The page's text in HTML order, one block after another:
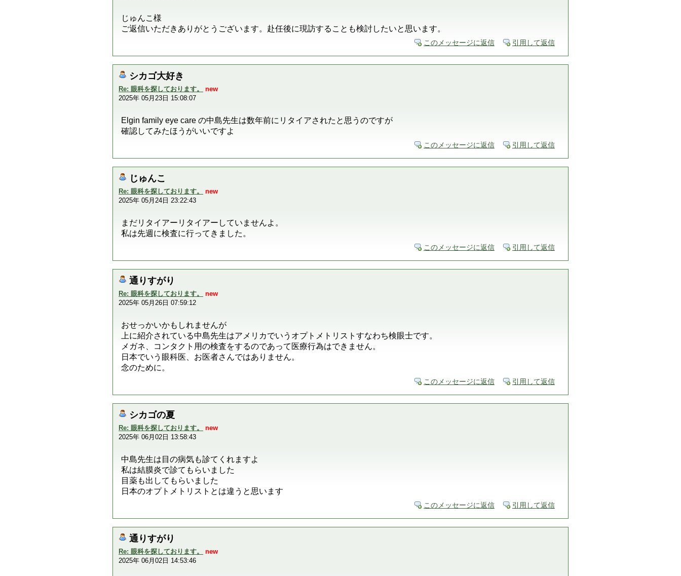
じゅんこ様
ご返信いただきありがとうございます。赴任後に現訪することも検討したいと思います。
このメッセージに返信 引用して返信
シカゴ大好き
Re: 眼科を探しております。
new
2025年 05月23日 15:08:07
Elgin family eye care の中島先生は数年前にリタイアされたと思うのですが
確認してみたほうがいいですよ
このメッセージに返信 引用して返信
じゅんこ
Re: 眼科を探しております。
new
2025年 05月24日 23:22:43
まだリタイアーリタイアーしていませんよ。
私は先週に検査に行ってきました。
このメッセージに返信 引用して返信
通りすがり
Re: 眼科を探しております。
new
2025年 05月26日 07:59:12
おせっかいかもしれませんが
上に紹介されている中島先生はアメリカでいうオプトメトリストすなわち検眼士です。
メガネ、コンタクト用の検査をするのであって医療行為はできません。
日本でいう眼科医、お医者さんではありません。
念のために。
このメッセージに返信 引用して返信
シカゴの夏
Re: 眼科を探しております。
new
2025年 06月02日 13:58:43
中島先生は目の病気も診てくれますよ
私は結膜炎で診てもらいました
目薬も出してもらいました
日本のオプトメトリストとは違うと思います
このメッセージに返信 引用して返信
通りすがり
Re: 眼科を探しております。
new
2025年 06月02日 14:53:46